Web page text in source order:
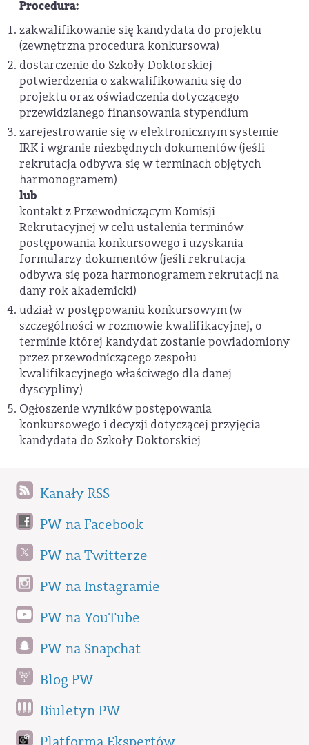
Procedura:
zakwalifikowanie się kandydata do projektu
(zewnętrzna procedura konkursowa)
dostarczenie do Szkoły Doktorskiej
potwierdzenia o zakwalifikowaniu się do
projektu oraz oświadczenia dotyczącego
przewidzianego finansowania stypendium
zarejestrowanie się w elektronicznym systemie
IRK i wgranie niezbędnych dokumentów (jeśli
rekrutacja odbywa się w terminach objętych
harmonogramem)
lub
kontakt z Przewodniczącym Komisji
Rekrutacyjnej w celu ustalenia terminów
postępowania konkursowego i uzyskania
formularzy dokumentów (jeśli rekrutacja
odbywa się poza harmonogramem rekrutacji na
dany rok akademicki)
udział w postępowaniu konkursowym (w
szczególności w rozmowie kwalifikacyjnej, o
terminie której kandydat zostanie powiadomiony
przez przewodniczącego zespołu
kwalifikacyjnego właściwego dla danej
dyscypliny)
Ogłoszenie wyników postępowania
konkursowego i decyzji dotyczącej przyjęcia
kandydata do Szkoły Doktorskiej
Kanały RSS
PW na Facebook
PW na Twitterze
PW na Instagramie
PW na YouTube
PW na Snapchat
Blog PW
Biuletyn PW